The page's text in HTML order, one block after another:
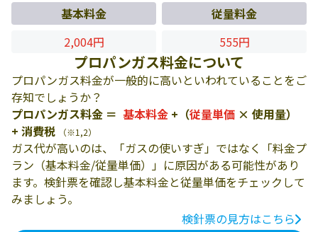
基本料金
従量料金
2,004円
555円
プロパンガス料金について
プロパンガス料金が一般的に高いといわれていることをご
存知でしょうか？
プロパンガス料金 ＝ 基本料金 +（従量単価 × 使用量）
+ 消費税
（※1,2）
ガス代が高いのは、「ガスの使いすぎ」ではなく「料金プ
ラン（基本料金/従量単価）」に原因がある可能性があり
ます。検針票を確認し基本料金と従量単価をチェックして
みましょう。
検針票の見方はこちら